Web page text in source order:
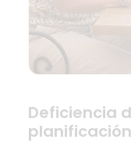
Deficiencia